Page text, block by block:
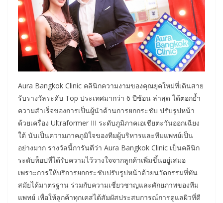
Aura Bangkok Clinic คลินิกความงามของคุณยุคใหม่ที่เดินสาย
รับรางวัลระดับ Top ประเทศมากว่า 6 ปีซ้อน ล่าสุด ได้ตอกย้ำ
ความสำเร็จของการเป็นผู้นำด้านการยกกระชับ ปรับรูปหน้า
ด้วยเครื่อง Ultraformer III ระดับภูมิภาคเอเชียตะวันออกเฉียง
ใต้ นับเป็นความภาคภูมิใจของทีมผู้บริหารและทีมแพทย์เป็น
อย่างมาก รางวัลนี้การันตีว่า Aura Bangkok Clinic เป็นคลินิก
ระดับท็อปที่ได้รับความไว้วางใจจากลูกค้าเพิ่มขึ้นอยู่เสมอ
เพราะการให้บริการยกกระชับปรับรูปหน้าด้วยนวัตกรรมที่ทัน
สมัยได้มาตรฐาน ร่วมกับความเชี่ยวชาญและศักยภาพของทีม
แพทย์ เพื่อให้ลูกค้าทุกเคสได้สัมผัสประสบการณ์การดูแลผิวที่ดี